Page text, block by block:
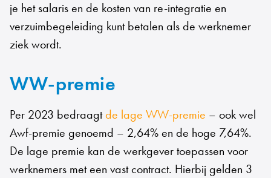
je het salaris en de kosten van re-integratie en
verzuimbegeleiding kunt betalen als de werknemer
ziek wordt.
WW-premie
Per 2023 bedraagtde lage WW-premie – ook wel
Awf-premie genoemd – 2,64% en de hoge 7,64%.
De lage premie kan de werkgever toepassen voor
werknemers met een vast contract. Hierbij gelden 3